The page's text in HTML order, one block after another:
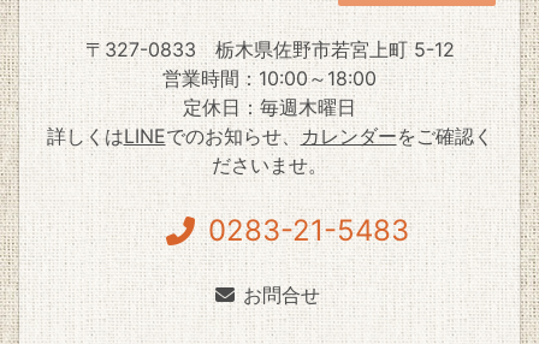
〒327-0833
栃木県佐野市若宮上町 5-12
営業時間：10:00～18:00
定休日：毎週木曜日
詳しくはLINEでのお知らせ、カレンダーをご確認く
ださいませ。
0283-21-5483
お問合せ